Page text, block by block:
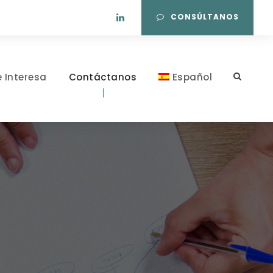
CONSÚLTANOS
Interesa Contáctanos Español